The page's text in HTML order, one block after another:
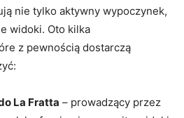
nie‌ tylko aktywny ​wypoczynek,
widoki. Oto ‍kilka
​z ⁤pewnością dostarczą
La Fratta –⁢ prowadzący ⁣przez